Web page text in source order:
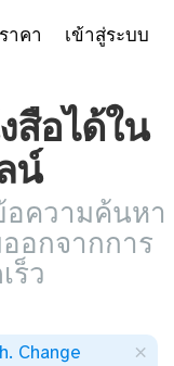
ราคา เข้าสู่ระบบ
สือได้ใน
น์
อความค้นหา
อกจากการ
ร็ว
. Change
×